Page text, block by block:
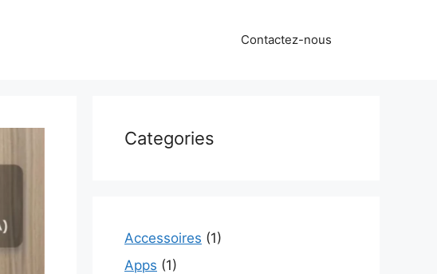
Contactez-nous
Categories
Accessoires (1)
Apps (1)